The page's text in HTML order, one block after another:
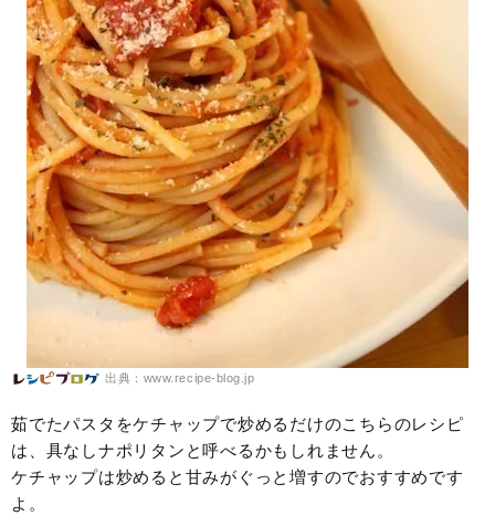
出典：www.recipe-blog.jp
茹でたパスタをケチャップで炒めるだけのこちらのレシピ
は、具なしナポリタンと呼べるかもしれません。
ケチャップは炒めると甘みがぐっと増すのでおすすめです
よ。